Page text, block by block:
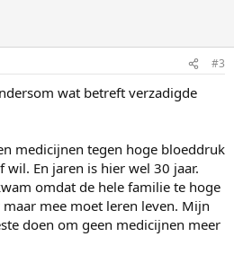
#3
wat betreft verzadigde
medicijnen tegen hoge bloeddruk
wil. En jaren is hier wel 30 jaar.
omdat de hele familie te hoge
mee moet leren leven. Mijn
doen om geen medicijnen meer